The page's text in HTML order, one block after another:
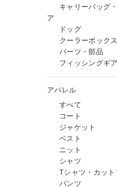
キャリーバッグ
ア
ドッグ
クーラーボックス
パーツ・部品
フィッシングギア
アパレル
すべて
コート
ジャケット
ベスト
ニット
シャツ
Tシャツ・カット
パンツ